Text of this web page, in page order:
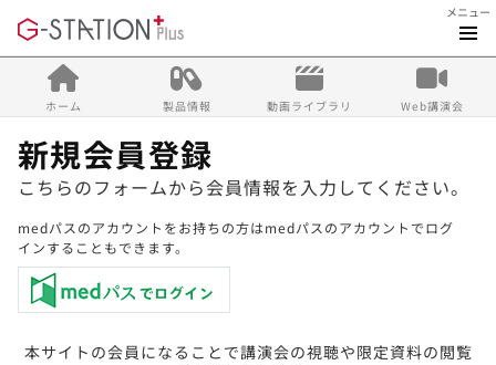
メニュー
ホーム 製品情報 動画ライブラリ Web講演会
新規会員登録
こちらのフォームから会員情報を入力してください。
medパスのアカウントをお持ちの方はmedパスのアカウントでログ
インすることもできます。
本サイトの会員になることで講演会の視聴や限定資料の閲覧